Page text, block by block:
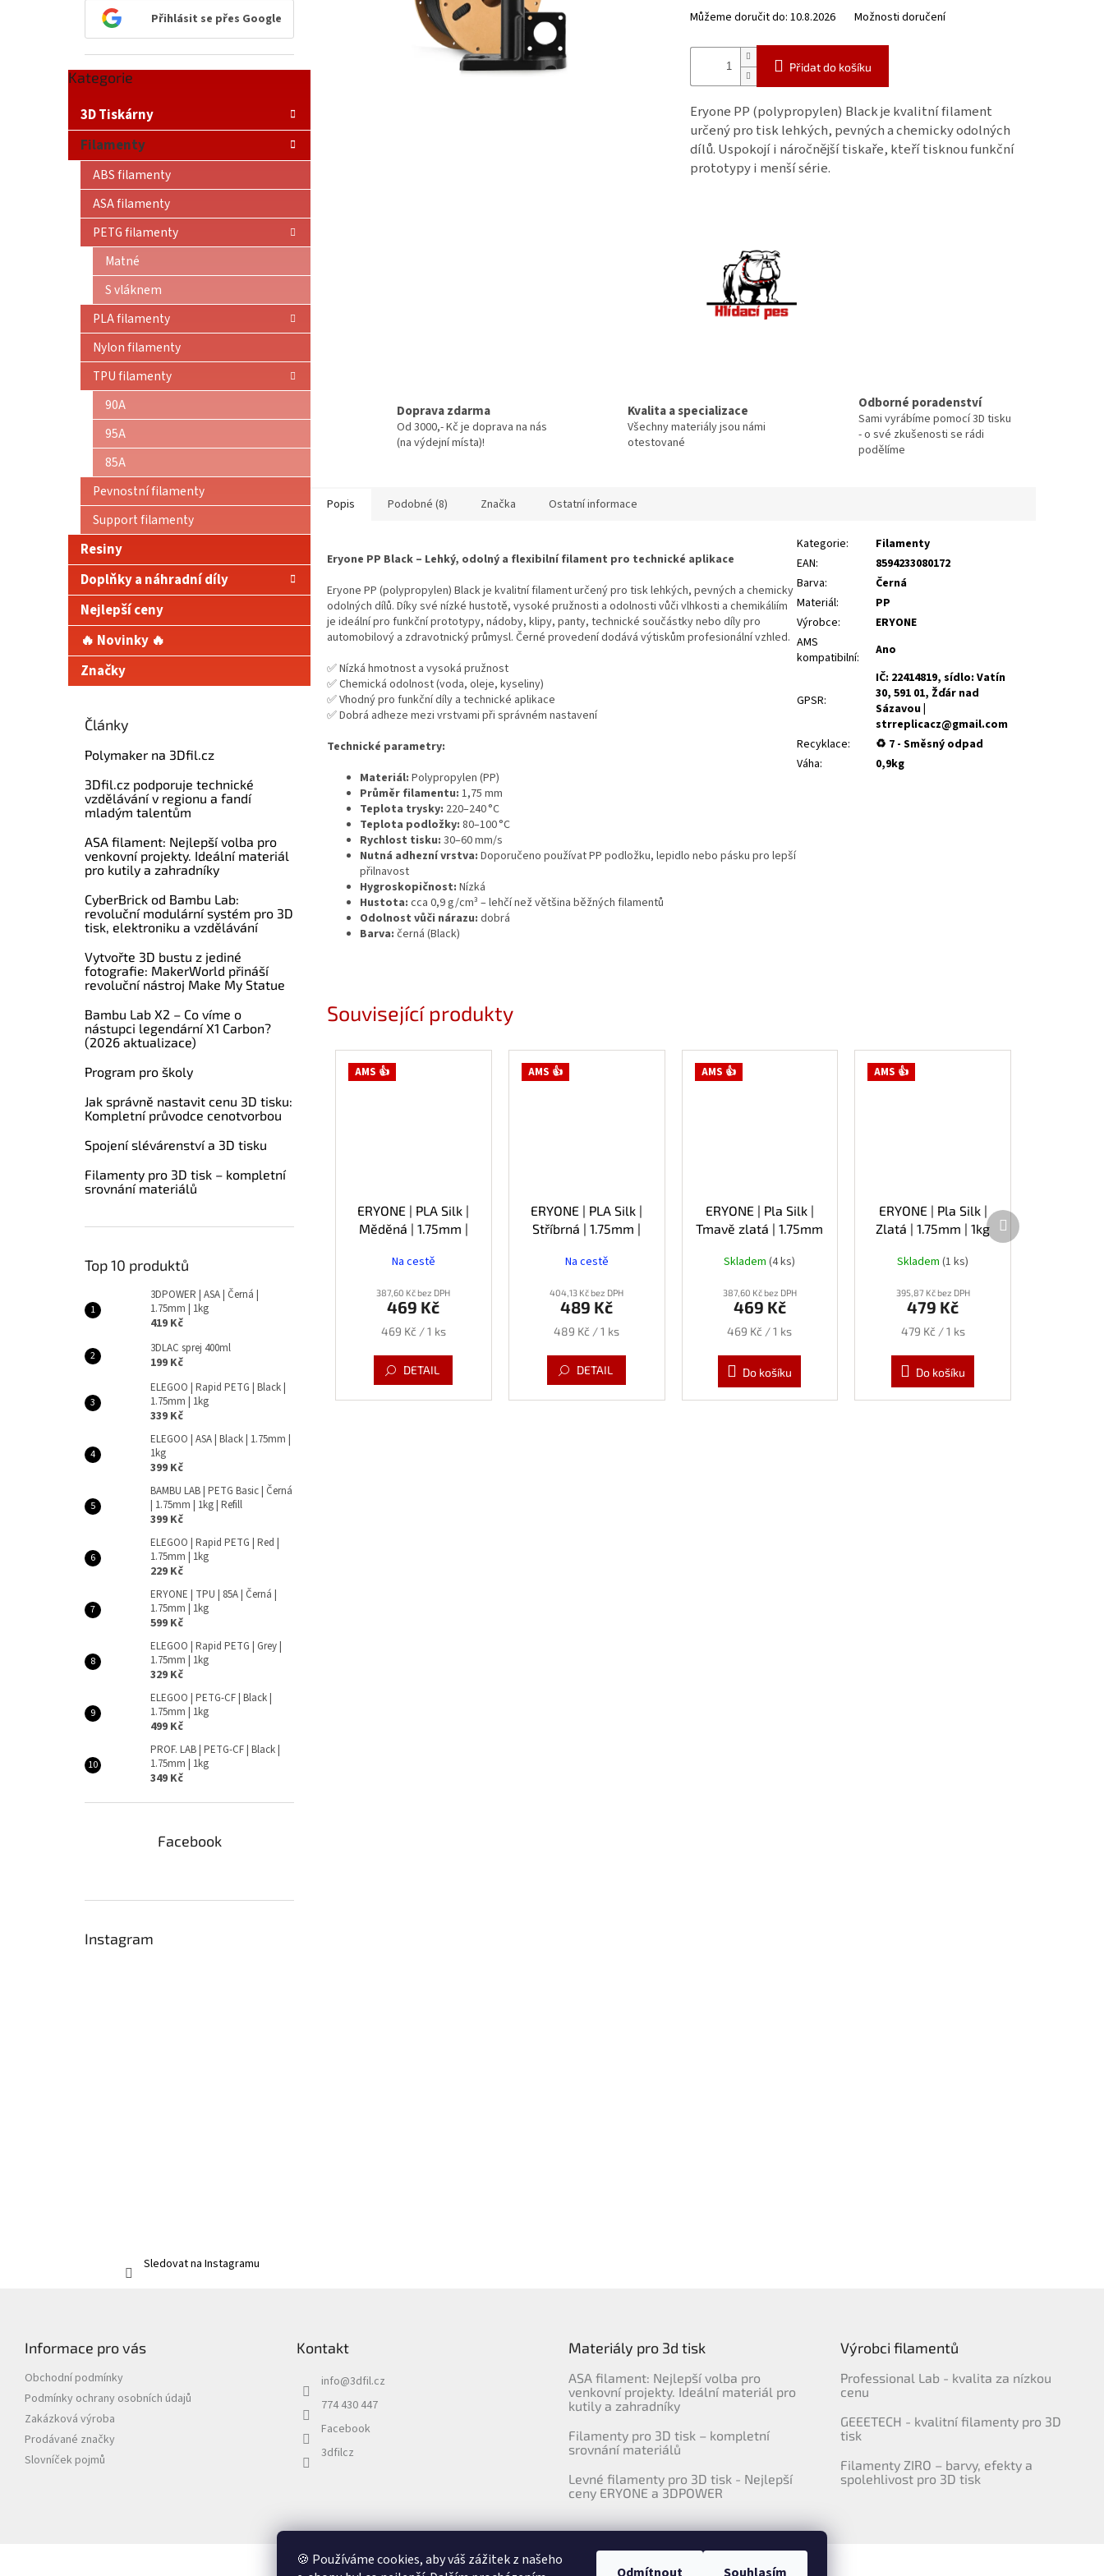
🍪 Používáme cookies, aby váš zážitek z našeho
Přihlásit se přes Google
Přeskočit
Kategorie
3D Tiskárny
Filamenty
ABS filamenty
ASA filamenty
PETG filamenty
Matné
S vláknem
PLA filamenty
Nylon filamenty
TPU filamenty
90A
95A
85A
Pevnostní filamenty
Support filamenty
Resiny
Doplňky a náhradní díly
Nejlepší ceny
🔥 Novinky 🔥
Značky
Články
Polymaker na 3Dfil.cz
3Dfil.cz podporuje technické
vzdělávání v regionu a fandí
mladým talentům
ASA filament: Nejlepší volba pro
venkovní projekty. Ideální materiál
pro kutily a zahradníky
CyberBrick od Bambu Lab:
revoluční modulární systém pro 3D
tisk, elektroniku a vzdělávání
Vytvořte 3D bustu z jediné
fotografie: MakerWorld přináší
revoluční nástroj Make My Statue
Bambu Lab X2 – Co víme o
nástupci legendární X1 Carbon?
(2026 aktualizace)
Program pro školy
Jak správně nastavit cenu 3D tisku:
Kompletní průvodce cenotvorbou
Spojení slévárenství a 3D tisku
Filamenty pro 3D tisk – kompletní
srovnání materiálů
Top 10 produktů
3DPOWER | ASA | Černá |
1.75mm | 1kg
419 Kč
3DLAC sprej 400ml
199 Kč
ELEGOO | Rapid PETG | Black |
1.75mm | 1kg
339 Kč
ELEGOO | ASA | Black | 1.75mm |
1kg
399 Kč
BAMBU LAB | PETG Basic | Černá
| 1.75mm | 1kg | Refill
399 Kč
ELEGOO | Rapid PETG | Red |
1.75mm | 1kg
229 Kč
ERYONE | TPU | 85A | Černá |
1.75mm | 1kg
599 Kč
ELEGOO | Rapid PETG | Grey |
1.75mm | 1kg
329 Kč
ELEGOO | PETG-CF | Black |
1.75mm | 1kg
499 Kč
PROF. LAB | PETG-CF | Black |
1.75mm | 1kg
349 Kč
Facebook
Instagram
Sledovat na Instagramu
Můžeme doručit do: 10.8.2026 Možnosti doručení
Přidat do košíku
Eryone PP (polypropylen) Black je kvalitní filament
určený pro tisk lehkých, pevných a chemicky odolných
dílů. Uspokojí i náročnější tiskaře, kteří tisknou funkční
prototypy i menší série.
Doprava zdarma
Od 3000,- Kč je doprava na nás
(na výdejní místa)!
Kvalita a specializace
Všechny materiály jsou námi
otestované
Odborné poradenství
Sami vyrábíme pomocí 3D tisku
- o své zkušenosti se rádi
podělíme
Související produkty
AMS 👍
ERYONE | PLA Silk |
Měděná | 1.75mm |
Na cestě
387,60 Kč bez DPH
469 Kč
Měrná
469 Kč / 1 ks
DETAIL
AMS 👍
ERYONE | PLA Silk |
Stříbrná | 1.75mm |
Na cestě
404,13 Kč bez DPH
489 Kč
Měrná
489 Kč / 1 ks
DETAIL
AMS 👍
ERYONE | Pla Silk |
Tmavě zlatá | 1.75mm
Skladem(4 ks)
387,60 Kč bez DPH
469 Kč
Měrná
469 Kč / 1 ks
Do košíku
AMS 👍
ERYONE | Pla Silk |
Zlatá | 1.75mm | 1kg
Skladem(1 ks)
395,87 Kč bez DPH
479 Kč
Měrná
479 Kč / 1 ks
Do košíku
Další
produkt
Popis Podobné (8) Značka Ostatní informace
Eryone PP Black – Lehký, odolný a flexibilní filament pro technické aplikace
Eryone PP (polypropylen) Black je kvalitní filament určený pro tisk lehkých, pevných a chemicky
odolných dílů. Díky své nízké hustotě, vysoké pružnosti a odolnosti vůči vlhkosti a chemikáliím
je ideální pro funkční prototypy, nádoby, klipy, panty, technické součástky nebo díly pro
automobilový a zdravotnický průmysl. Černé provedení dodává výtiskům profesionální vzhled.
✅ Nízká hmotnost a vysoká pružnost
✅ Chemická odolnost (voda, oleje, kyseliny)
✅ Vhodný pro funkční díly a technické aplikace
✅ Dobrá adheze mezi vrstvami při správném nastavení
Technické parametry:
Materiál: Polypropylen (PP)
Průměr filamentu: 1,75 mm
Teplota trysky: 220–240 °C
Teplota podložky: 80–100 °C
Rychlost tisku: 30–60 mm/s
Nutná adhezní vrstva: Doporučeno používat PP podložku, lepidlo nebo pásku pro lepší
přilnavost
Hygroskopičnost: Nízká
Hustota: cca 0,9 g/cm³ – lehčí než většina běžných filamentů
Odolnost vůči nárazu: dobrá
Barva: černá (Black)
Kategorie:
Filamenty
EAN:
8594233080172
Barva:
Černá
Materiál:
PP
Výrobce:
ERYONE
AMS
kompatibilní: Ano
GPSR:
IČ: 22414819, sídlo: Vatín
30, 591 01, Žďár nad
Sázavou |
strreplicacz@gmail.com
Recyklace:
♻ 7 - Směsný odpad
Váha: 0,9kg
Informace pro vás
Obchodní podmínky
Podmínky ochrany osobních údajů
Zakázková výroba
Prodávané značky
Slovníček pojmů
Kontakt
info@3dfil.cz
774 430 447
Facebook
3dfilcz
Materiály pro 3d tisk
ASA filament: Nejlepší volba pro
venkovní projekty. Ideální materiál pro
kutily a zahradníky
Filamenty pro 3D tisk – kompletní
srovnání materiálů
Levné filamenty pro 3D tisk - Nejlepší
ceny ERYONE a 3DPOWER
Výrobci filamentů
Professional Lab - kvalita za nízkou
cenu
GEEETECH - kvalitní filamenty pro 3D
tisk
Filamenty ZIRO – barvy, efekty a
spolehlivost pro 3D tisk